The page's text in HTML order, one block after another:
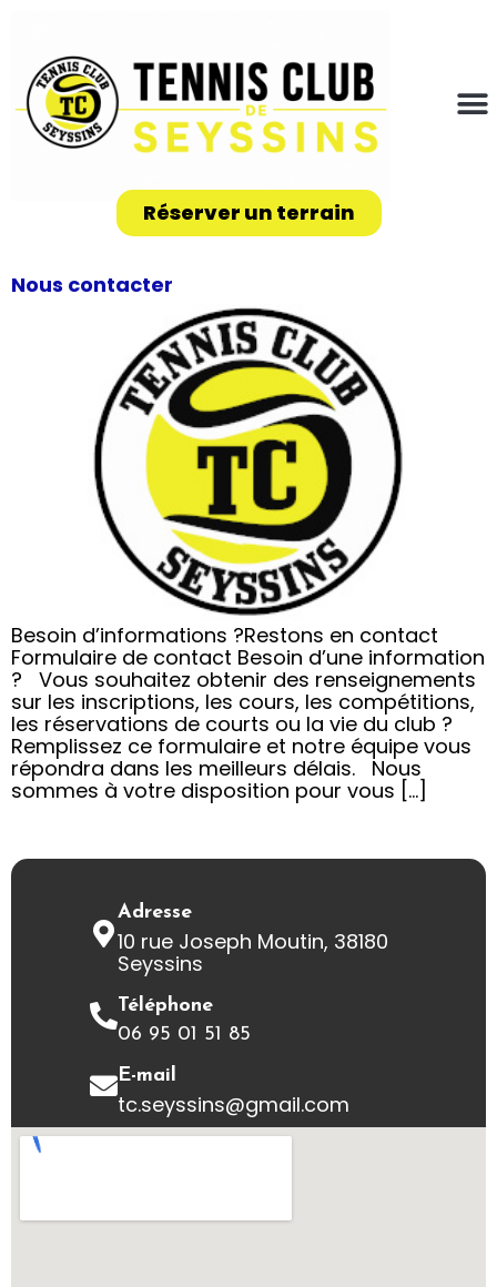
Réserver un terrain
Nous contacter
Besoin d’informations ?Restons en contact
Formulaire de contact Besoin d’une information
? Vous souhaitez obtenir des renseignements
sur les inscriptions, les cours, les compétitions,
les réservations de courts ou la vie du club ?
Remplissez ce formulaire et notre équipe vous
répondra dans les meilleurs délais. Nous
sommes à votre disposition pour vous […]
Adresse
10 rue Joseph Moutin, 38180
Seyssins
Téléphone
06 95 01 51 85
E-mail
tc.seyssins@gmail.com